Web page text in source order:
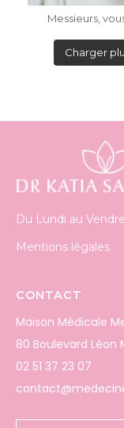
Messieurs,
Charger
Du Lundi au
Mentions légales
CONTACT
Maison Médicale
80 Boulevard Léon
02 51 37 23 07